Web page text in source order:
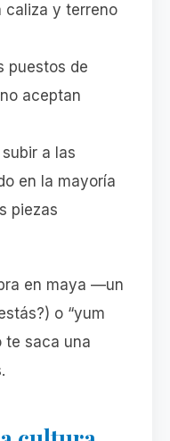
caliza y terreno
puestos de
aceptan
subir a las
en la mayoría
piezas
en maya —un
o “yum
te saca una